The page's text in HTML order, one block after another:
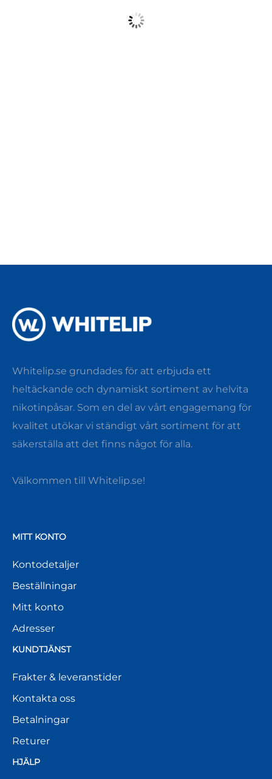
Whitelip.se grundades för att erbjuda ett
heltäckande och dynamiskt sortiment av helvita
nikotinpåsar. Som en del av vårt engagemang för
kvalitet utökar vi ständigt vårt sortiment för att
säkerställa att det finns något för alla.
Välkommen till Whitelip.se!
MITT KONTO
Kontodetaljer
Beställningar
Mitt konto
Adresser
KUNDTJÄNST
Frakter & leveranstider
Kontakta oss
Betalningar
Returer
HJÄLP